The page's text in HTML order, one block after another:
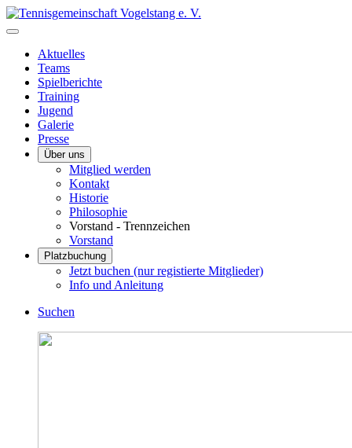
Aktuelles
Teams
Spielberichte
Training
Jugend
Galerie
Presse
Über uns
Mitglied werden
Kontakt
Historie
Philosophie
Vorstand - Trennzeichen
Vorstand
Platzbuchung
Jetzt buchen (nur registierte Mitglieder)
Info und Anleitung
Suchen